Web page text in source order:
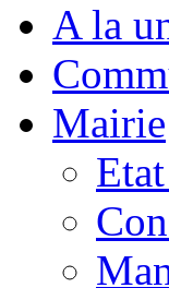
A la
Mairie